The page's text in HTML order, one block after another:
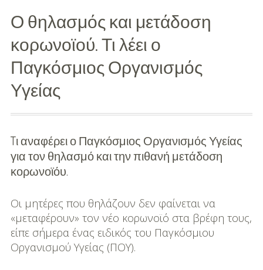
Διασκέδαση
Εκπαίδευση
Βάπτιση
Οργάνωση
Βάπτισης
Διάσημες
Βαπτίσεις
Παιδικό Δωμάτιο
Deco
Ο θηλασμός και μετάδοση
κορωνοϊού. Τι λέει ο
Παγκόσμιος Οργανισμός
Υγείας
Tι αναφέρει ο Παγκόσμιος Οργανισμός Υγείας
για τον θηλασμό και την πιθανή μετάδοση
κορωνοϊόυ.
Οι μητέρες που θηλάζουν δεν φαίνεται να
«μεταφέρουν» τον νέο κορωνοϊό στα βρέφη τους,
είπε σήμερα ένας ειδικός του Παγκόσμιου
Οργανισμού Υγείας (ΠΟΥ).